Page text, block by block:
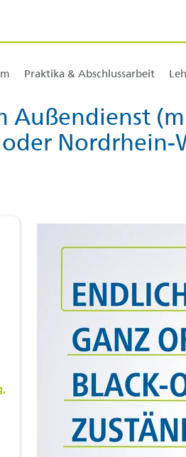
Praktika & Abschlussarbeit
Außendienst
Nordrhein-